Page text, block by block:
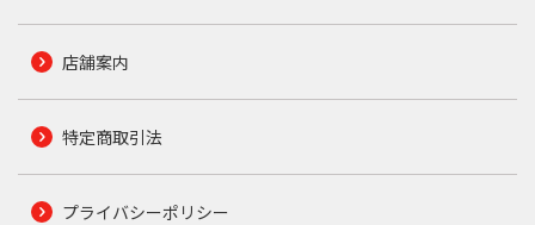
店舗案内
特定商取引法
プライバシーポリシー